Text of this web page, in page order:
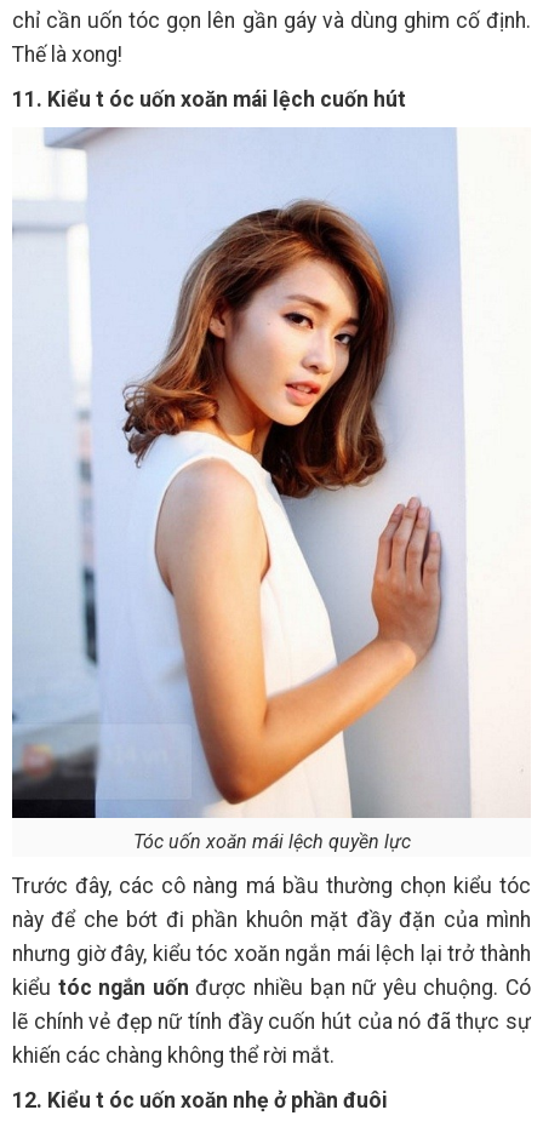
chỉ cần uốn tóc gọn lên gần gáy và dùng ghim cố định.
Thế là xong!
11. Kiểu t óc uốn xoăn mái lệch cuốn hút
Tóc uốn xoăn mái lệch quyền lực
Trước đây, các cô nàng má bầu thường chọn kiểu tóc
này để che bớt đi phần khuôn mặt đầy đặn của mình
nhưng giờ đây, kiểu tóc xoăn ngắn mái lệch lại trở thành
kiểu tóc ngắn uốn được nhiều bạn nữ yêu chuộng. Có
lẽ chính vẻ đẹp nữ tính đầy cuốn hút của nó đã thực sự
khiến các chàng không thể rời mắt.
12. Kiểu t óc uốn xoăn nhẹ ở phần đuôi